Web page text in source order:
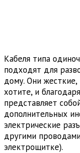
Кабеля типа
подходят для
дому. Они
хотите, и
представляет
дополнительных
электрические
другими
электрощитке).